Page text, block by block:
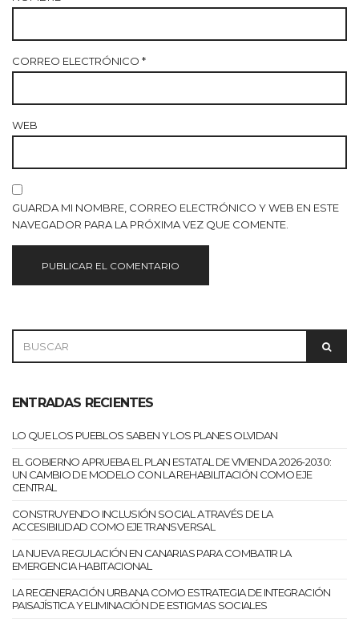
CORREO ELECTRÓNICO *
WEB
GUARDA MI NOMBRE, CORREO ELECTRÓNICO Y WEB EN ESTE
NAVEGADOR PARA LA PRÓXIMA VEZ QUE COMENTE.
FOR:
ENTRADAS RECIENTES
LO QUE LOS PUEBLOS SABEN Y LOS PLANES OLVIDAN
EL GOBIERNO APRUEBA EL PLAN ESTATAL DE VIVIENDA 2026-2030:
UN CAMBIO DE MODELO CON LA REHABILITACIÓN COMO EJE
CENTRAL
CONSTRUYENDO INCLUSIÓN SOCIAL A TRAVÉS DE LA
ACCESIBILIDAD COMO EJE TRANSVERSAL
LA NUEVA REGULACIÓN EN CANARIAS PARA COMBATIR LA
EMERGENCIA HABITACIONAL
LA REGENERACIÓN URBANA COMO ESTRATEGIA DE INTEGRACIÓN
PAISAJÍSTICA Y ELIMINACIÓN DE ESTIGMAS SOCIALES